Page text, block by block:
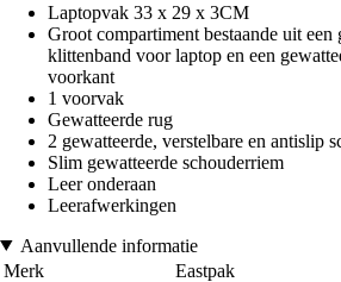
Laptopvak 33 x 29 x 3CM
Groot compartiment bestaande uit een
klittenband voor laptop en een
voorkant
1 voorvak
Gewatteerde rug
2 gewatteerde, verstelbare en antislip
Slim gewatteerde schouderriem
Leer onderaan
Leerafwerkingen
Aanvullende informatie
Merk
Eastpak